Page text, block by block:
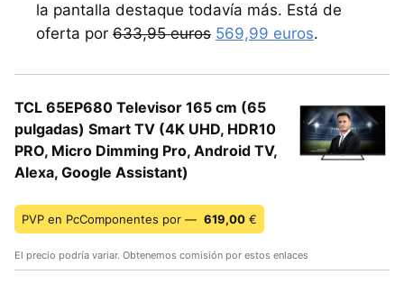
la pantalla destaque todavía más. Está de
oferta por 633,95 euros 569,99 euros.
TCL 65EP680 Televisor 165 cm (65
pulgadas) Smart TV (4K UHD, HDR10
PRO, Micro Dimming Pro, Android TV,
Alexa, Google Assistant)
PVP en PcComponentes por — 619,00 €
El precio podría variar. Obtenemos comisión por estos enlaces